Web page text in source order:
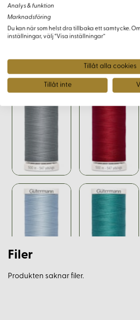
Filer
Produkten saknar filer.
Analys & funktion
Marknadsföring
Du kan när som helst dra tillbaka ett samtycke.
inställningar, välj “Visa inställningar”
Tillåt alla cookies
Tillåt inte